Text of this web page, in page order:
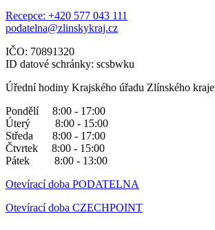
Recepce: +420 577 043 111
podatelna@zlinskykraj.cz
IČO: 70891320
ID datové schránky: scsbwku
Úřední hodiny Krajského úřadu Zlínského kraje
Pondělí 8:00 - 17:00
Úterý 8:00 - 15:00
Středa 8:00 - 17:00
Čtvrtek 8:00 - 15:00
Pátek 8:00 - 13:00
Otevírací doba PODATELNA
Otevírací doba CZECHPOINT